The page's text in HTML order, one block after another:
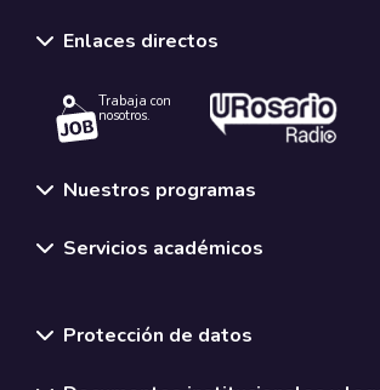
Enlaces directos
Trabaja con
nosotros.
Nuestros programas
Servicios académicos
Protección de datos